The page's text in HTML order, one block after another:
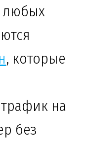
любых
, которые
на
без